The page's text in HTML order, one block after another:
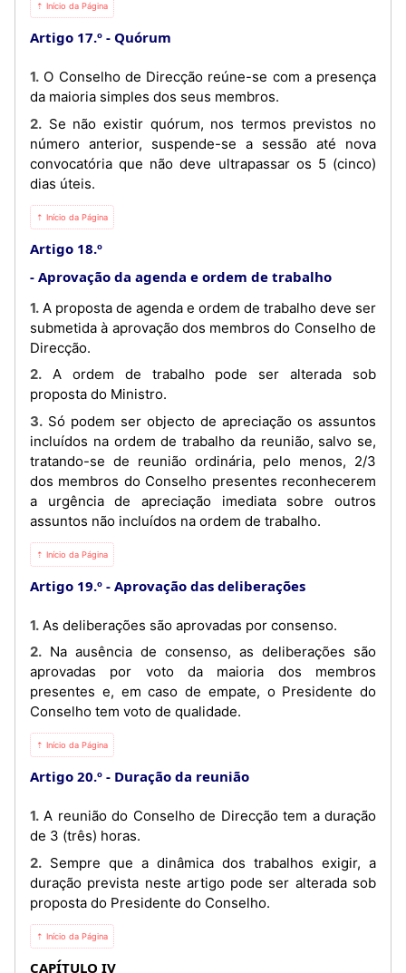
⇡ Início da Página
Artigo 17.º Quórum
1. O Conselho de Direcção reúne-se com a presença
da maioria simples dos seus membros.
2. Se não existir quórum, nos termos previstos no
número anterior, suspende-se a sessão até nova
convocatória que não deve ultrapassar os 5 (cinco)
dias úteis.
⇡ Início da Página
Artigo 18.º
Aprovação da agenda e ordem de trabalho
1. A proposta de agenda e ordem de trabalho deve ser
submetida à aprovação dos membros do Conselho de
Direcção.
2. A ordem de trabalho pode ser alterada sob
proposta do Ministro.
3. Só podem ser objecto de apreciação os assuntos
incluídos na ordem de trabalho da reunião, salvo se,
tratando-se de reunião ordinária, pelo menos, 2/3
dos membros do Conselho presentes reconhecerem
a urgência de apreciação imediata sobre outros
assuntos não incluídos na ordem de trabalho.
⇡ Início da Página
Artigo 19.º Aprovação das deliberações
1. As deliberações são aprovadas por consenso.
2. Na ausência de consenso, as deliberações são
aprovadas por voto da maioria dos membros
presentes e, em caso de empate, o Presidente do
Conselho tem voto de qualidade.
⇡ Início da Página
Artigo 20.º Duração da reunião
1. A reunião do Conselho de Direcção tem a duração
de 3 (três) horas.
2. Sempre que a dinâmica dos trabalhos exigir, a
duração prevista neste artigo pode ser alterada sob
proposta do Presidente do Conselho.
⇡ Início da Página
CAPÍTULO IV